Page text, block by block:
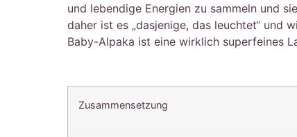
und lebendige Energien zu sammeln und
daher ist es „dasjenige, das leuchtet“ und
Baby-Alpaka ist eine wirklich superfeines
Zusammensetzung